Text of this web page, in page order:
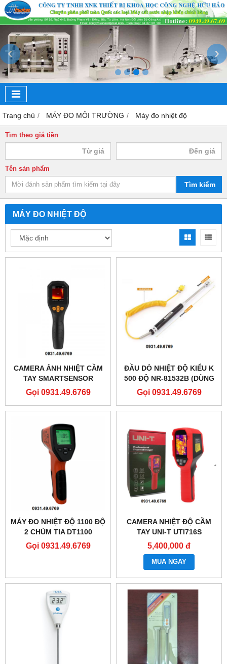
‹ ›
Trang chủ MÁY ĐO MÔI TRƯỜNG Máy đo nhiệt độ
Tìm theo giá tiền
Tên sản phẩm
Tìm kiếm
MÁY ĐO NHIỆT ĐỘ
CAMERA ẢNH NHIỆT CẦM
TAY SMARTSENSOR
ST8660
Gọi 0931.49.6769
ĐẦU DÒ NHIỆT ĐỘ KIỂU K
500 ĐỘ NR-81532B (DÙNG
CHO MÁY DT1311)
Gọi 0931.49.6769
MÁY ĐO NHIỆT ĐỘ 1100 ĐỘ
2 CHÙM TIA DT1100
Gọi 0931.49.6769
CAMERA NHIỆT ĐỘ CẦM
TAY UNI-T UTI716S
5,400,000 đ
MUA NGAY